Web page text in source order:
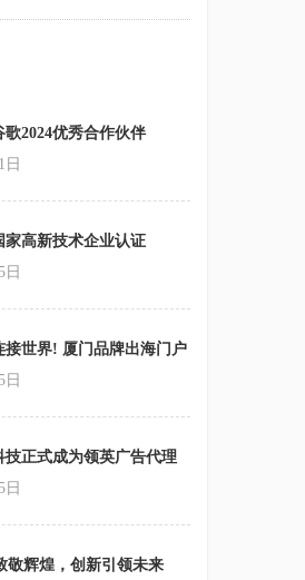
2024优秀合作伙伴
日
家高新技术企业认证
日
接世界! 厦门品牌出海门户
日
技正式成为领英广告代理
日
敬辉煌，创新引领未来